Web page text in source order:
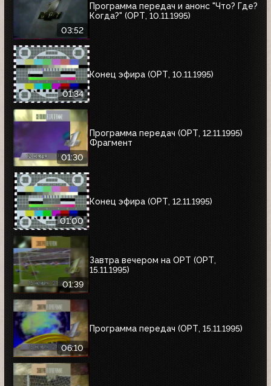
03:52
Программа передач и анонс "Что? Где?
Когда?" (ОРТ, 10.11.1995)
01:34
Конец эфира (ОРТ, 10.11.1995)
01:30
Программа передач (ОРТ, 12.11.1995)
Фрагмент
01:00
Конец эфира (ОРТ, 12.11.1995)
01:39
Завтра вечером на ОРТ (ОРТ,
15.11.1995)
06:10
Программа передач (ОРТ, 15.11.1995)